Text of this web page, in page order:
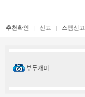
추천확인 신고 스팸신고
부두개미